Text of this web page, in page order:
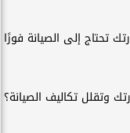
تحتاج إلى الصيانة فورًا
وتقلل تكاليف الصيانة؟